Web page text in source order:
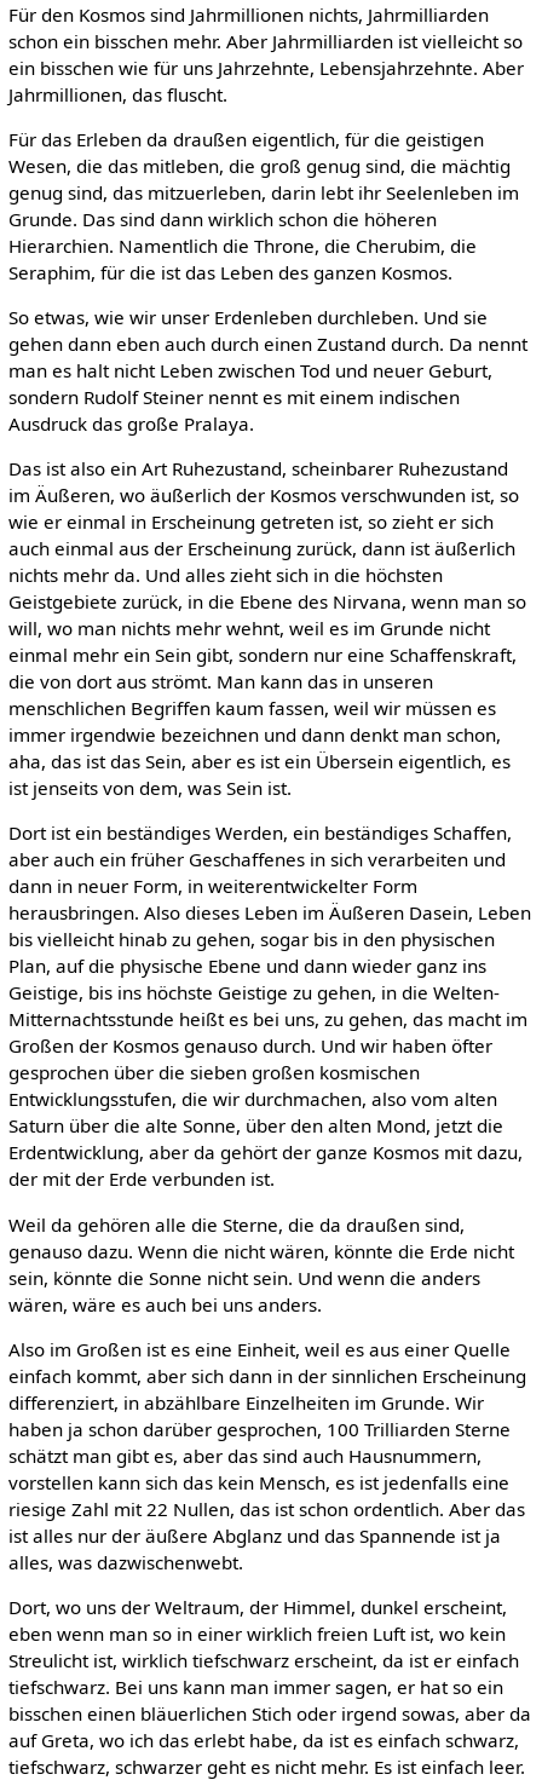
Für den Kosmos sind Jahrmillionen nichts, Jahrmilliarden
schon ein bisschen mehr. Aber Jahrmilliarden ist vielleicht so
ein bisschen wie für uns Jahrzehnte, Lebensjahrzehnte. Aber
Jahrmillionen, das fluscht.
Für das Erleben da draußen eigentlich, für die geistigen
Wesen, die das mitleben, die groß genug sind, die mächtig
genug sind, das mitzuerleben, darin lebt ihr Seelenleben im
Grunde. Das sind dann wirklich schon die höheren
Hierarchien. Namentlich die Throne, die Cherubim, die
Seraphim, für die ist das Leben des ganzen Kosmos.
So etwas, wie wir unser Erdenleben durchleben. Und sie
gehen dann eben auch durch einen Zustand durch. Da nennt
man es halt nicht Leben zwischen Tod und neuer Geburt,
sondern Rudolf Steiner nennt es mit einem indischen
Ausdruck das große Pralaya.
Das ist also ein Art Ruhezustand, scheinbarer Ruhezustand
im Äußeren, wo äußerlich der Kosmos verschwunden ist, so
wie er einmal in Erscheinung getreten ist, so zieht er sich
auch einmal aus der Erscheinung zurück, dann ist äußerlich
nichts mehr da. Und alles zieht sich in die höchsten
Geistgebiete zurück, in die Ebene des Nirvana, wenn man so
will, wo man nichts mehr wehnt, weil es im Grunde nicht
einmal mehr ein Sein gibt, sondern nur eine Schaffenskraft,
die von dort aus strömt. Man kann das in unseren
menschlichen Begriffen kaum fassen, weil wir müssen es
immer irgendwie bezeichnen und dann denkt man schon,
aha, das ist das Sein, aber es ist ein Übersein eigentlich, es
ist jenseits von dem, was Sein ist.
Dort ist ein beständiges Werden, ein beständiges Schaffen,
aber auch ein früher Geschaffenes in sich verarbeiten und
dann in neuer Form, in weiterentwickelter Form
herausbringen. Also dieses Leben im Äußeren Dasein, Leben
bis vielleicht hinab zu gehen, sogar bis in den physischen
Plan, auf die physische Ebene und dann wieder ganz ins
Geistige, bis ins höchste Geistige zu gehen, in die Welten-
Mitternachtsstunde heißt es bei uns, zu gehen, das macht im
Großen der Kosmos genauso durch. Und wir haben öfter
gesprochen über die sieben großen kosmischen
Entwicklungsstufen, die wir durchmachen, also vom alten
Saturn über die alte Sonne, über den alten Mond, jetzt die
Erdentwicklung, aber da gehört der ganze Kosmos mit dazu,
der mit der Erde verbunden ist.
Weil da gehören alle die Sterne, die da draußen sind,
genauso dazu. Wenn die nicht wären, könnte die Erde nicht
sein, könnte die Sonne nicht sein. Und wenn die anders
wären, wäre es auch bei uns anders.
Also im Großen ist es eine Einheit, weil es aus einer Quelle
einfach kommt, aber sich dann in der sinnlichen Erscheinung
differenziert, in abzählbare Einzelheiten im Grunde. Wir
haben ja schon darüber gesprochen, 100 Trilliarden Sterne
schätzt man gibt es, aber das sind auch Hausnummern,
vorstellen kann sich das kein Mensch, es ist jedenfalls eine
riesige Zahl mit 22 Nullen, das ist schon ordentlich. Aber das
ist alles nur der äußere Abglanz und das Spannende ist ja
alles, was dazwischenwebt.
Dort, wo uns der Weltraum, der Himmel, dunkel erscheint,
eben wenn man so in einer wirklich freien Luft ist, wo kein
Streulicht ist, wirklich tiefschwarz erscheint, da ist er einfach
tiefschwarz. Bei uns kann man immer sagen, er hat so ein
bisschen einen bläuerlichen Stich oder irgend sowas, aber da
auf Greta, wo ich das erlebt habe, da ist es einfach schwarz,
tiefschwarz, schwarzer geht es nicht mehr. Es ist einfach leer.